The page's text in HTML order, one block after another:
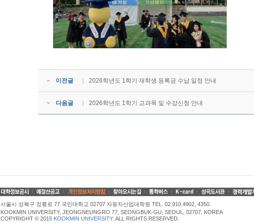
이전글 2026학년도 1학기 재학생 등록금 수납 일정 안내
다음글 2026학년도 1학기 교과목 및 수강신청 안내
서울시 성북구 정릉로 77 국민대학교 02707 자동차산업대학원 TEL. 02.910.4902, 4350.
KOOKMIN UNIVERSITY, JEONGNEUNGRO 77, SEONGBUK-GU, SEOUL, 02707, KOREA
COPYRIGHT © 2015 KOOKMIN UNIVERSITY. ALL RIGHTS RESERVED.